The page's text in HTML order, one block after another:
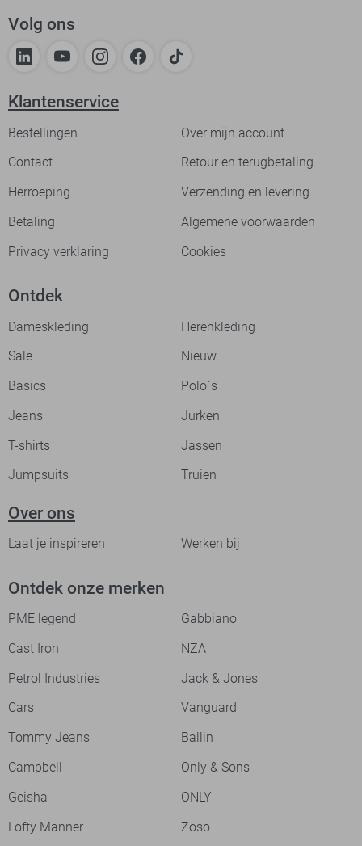
Volg ons
Klantenservice
Bestellingen
Over mijn account
Contact
Retour en terugbetaling
Herroeping
Verzending en levering
Betaling
Algemene voorwaarden
Privacy verklaring
Cookies
Ontdek
Dameskleding
Herenkleding
Sale
Nieuw
Basics
Polo`s
Jeans
Jurken
T-shirts
Jassen
Jumpsuits
Truien
Over ons
Laat je inspireren Werken bij
Ontdek onze merken
PME legend
Gabbiano
Cast Iron
NZA
Petrol Industries
Jack & Jones
Cars
Vanguard
Tommy Jeans
Ballin
Campbell
Only & Sons
Geisha
ONLY
Lofty Manner
Zoso